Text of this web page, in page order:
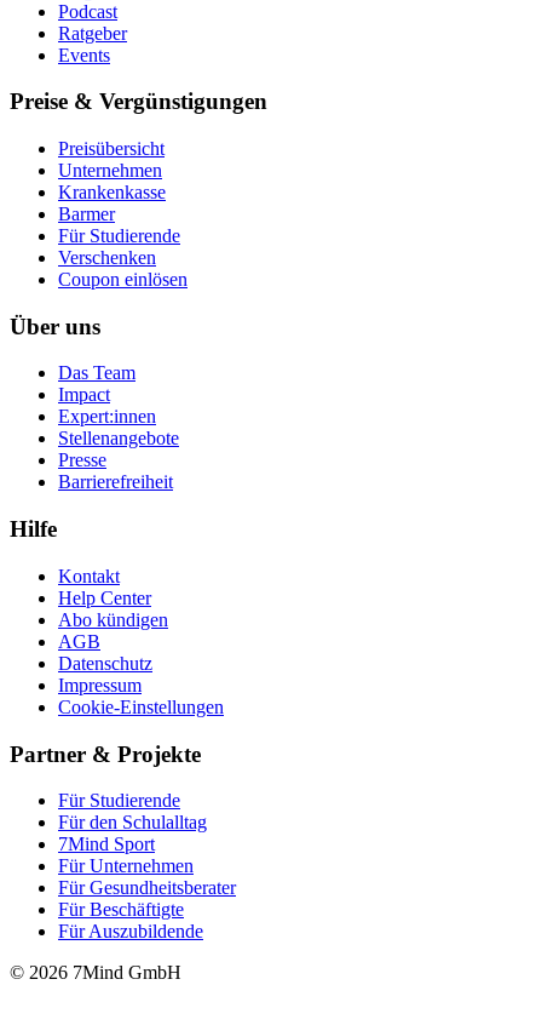
Podcast
Ratgeber
Events
Preise & Vergünstigungen
Preisübersicht
Unternehmen
Krankenkasse
Barmer
Für Studierende
Ver­schen­ken
Coupon einlösen
Über uns
Das Team
Impact
Expert:innen
Stellenangebote
Presse
Barrierefreiheit
Hilfe
Kontakt
Help Center
Abo kündigen
AGB
Datenschutz
Impressum
Cookie-Einstellungen
Partner & Projekte
Für Stu­die­rende
Für den Schulalltag
7Mind Sport
Für Unter­neh­men
Für Gesund­heits­be­ra­ter
Für Beschäftigte
Für Auszubildende
© 2026 7Mind GmbH